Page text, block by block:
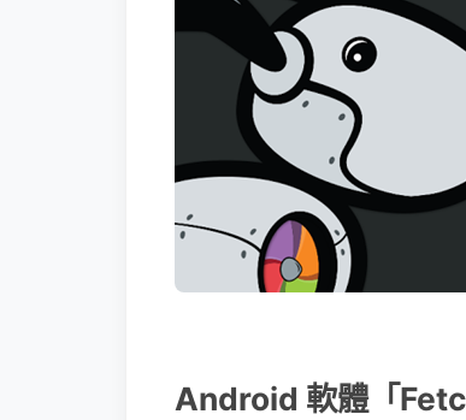
Android 軟體「